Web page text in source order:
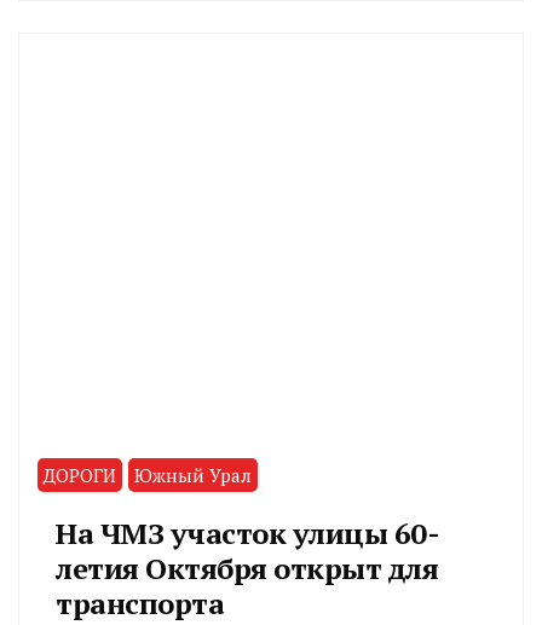
ДОРОГИ Южный Урал
На ЧМЗ участок улицы 60-
летия Октября открыт для
транспорта